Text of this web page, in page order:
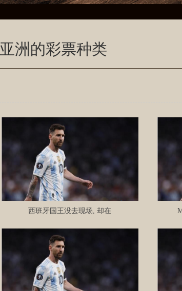
亚洲的彩票种类
西班牙国王没去现场, 却在